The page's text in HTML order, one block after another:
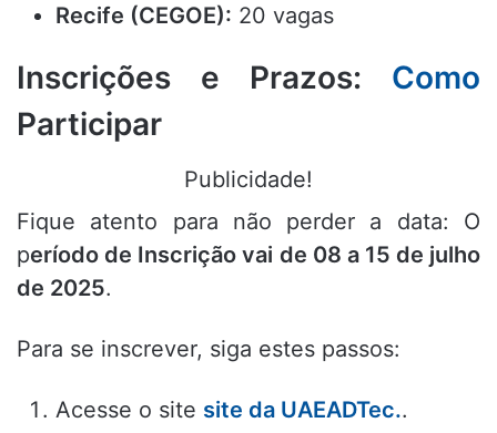
Recife (CEGOE): 20 vagas
Inscrições e Prazos: Como
Participar
Publicidade!
Fique atento para não perder a data: O
período de Inscrição vai de 08 a 15 de julho
de 2025.
Para se inscrever, siga estes passos:
Acesse o site site da UAEADTec..